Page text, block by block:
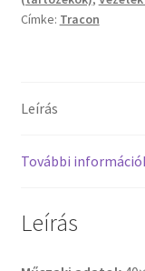
Címke: Tracon
Leírás
További
Leírás